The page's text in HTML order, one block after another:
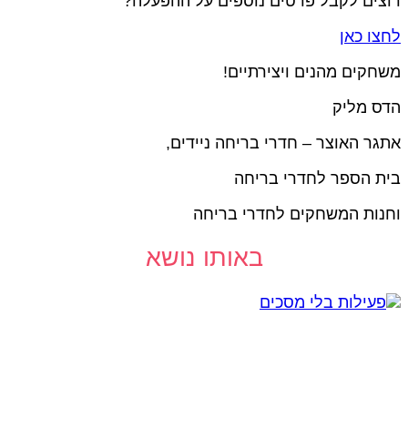
כאן
מהנים ויצירתיים!
מליק
האוצר – חדרי בריחה ניידים,
הספר לחדרי בריחה
המשחקים לחדרי בריחה
באותו נושא